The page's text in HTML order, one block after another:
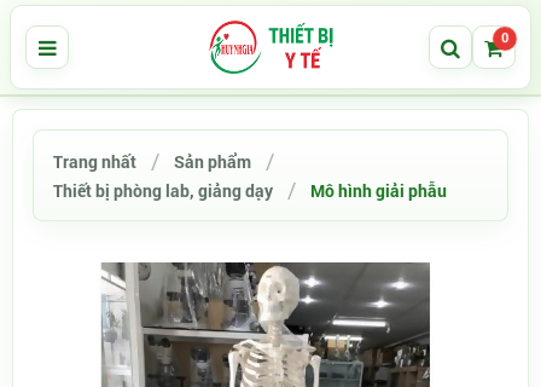
0
Trang nhất
Sản phẩm
Thiết bị phòng lab, giảng dạy
Mô hình giải phẫu